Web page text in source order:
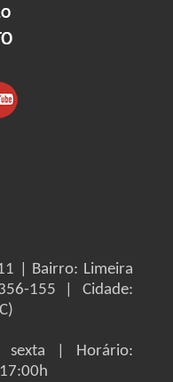
| Bairro: Limeira
155 | Cidade:
sexta | Horário: